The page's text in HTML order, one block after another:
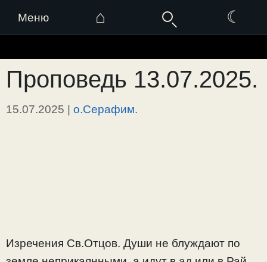
Меню ⌂ ☾
к
содержимому
Проповедь 13.07.2025.
15.07.2025 | о.Серафим.
Изречения Св.Отцов. Души не блуждают по